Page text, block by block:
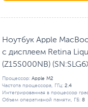
Ноутбук Apple
с дисплеем Retina
(Z15S000NB)
Процессор: Apple M2
Частота процессора, ГГц: 2.4
Интегрированная в процессор
Объем оперативной памяти, ГБ: 8